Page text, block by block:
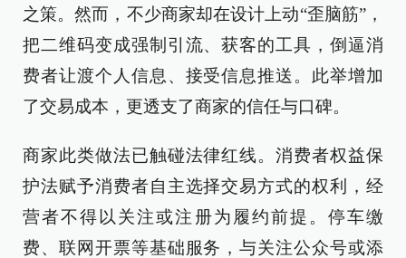
之策。然而，不少商家却在设计上动“歪脑筋”，
把二维码变成强制引流、获客的工具，倒逼消
费者让渡个人信息、接受信息推送。此举增加
了交易成本，更透支了商家的信任与口碑。
商家此类做法已触碰法律红线。消费者权益保
护法赋予消费者自主选择交易方式的权利，经
营者不得以关注或注册为履约前提。停车缴
费、联网开票等基础服务，与关注公众号或添